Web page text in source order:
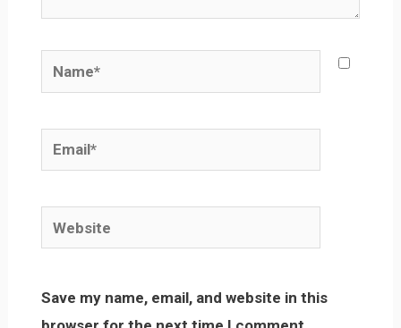
Name*
Email*
Website
Save my name, email, and website in this